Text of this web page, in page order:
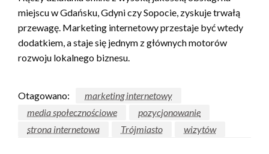
miejscu w Gdańsku, Gdyni czy Sopocie, zyskuje trwałą
przewagę. Marketing internetowy przestaje być wtedy
dodatkiem, a staje się jednym z głównych motorów
rozwoju lokalnego biznesu.
Otagowano:
marketing internetowy
media społecznościowe
pozycjonowanie
strona internetowa
Trójmiasto wizytów